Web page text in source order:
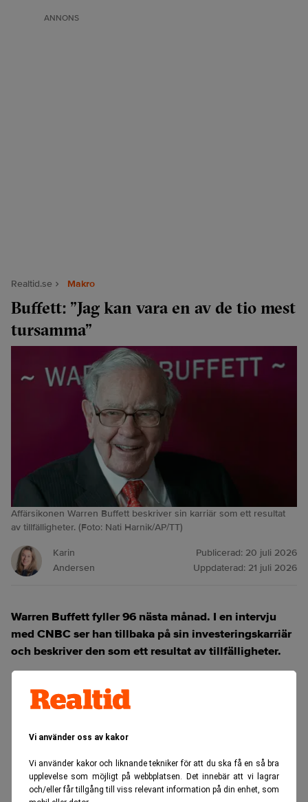
Vi använder oss av kakor
Vi använder kakor och liknande tekniker för att du ska få en så bra
upplevelse som möjligt på webbplatsen. Det innebär att vi lagrar
och/eller får tillgång till viss relevant information på din enhet, som
ANNONS
Realtid.se Makro
Buffett: ”Jag kan vara en av de tio mest
tursamma”
Affärsikonen Warren Buffett beskriver sin karriär som ett resultat
av tillfälligheter. (Foto: Nati Harnik/AP/TT)
Karin
Andersen
Publicerad: 20 juli 2026
Uppdaterad: 21 juli 2026
Warren Buffett fyller 96 nästa månad. I en intervju
med CNBC ser han tillbaka på sin investeringskarriär
och beskriver den som ett resultat av tillfälligheter.